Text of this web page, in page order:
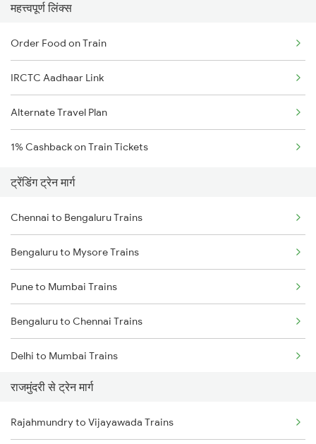
महत्त्वपूर्ण लिंक्स
Order Food on Train
IRCTC Aadhaar Link
Alternate Travel Plan
1% Cashback on Train Tickets
ट्रेंडिंग ट्रेन मार्ग
Chennai to Bengaluru Trains
Bengaluru to Mysore Trains
Pune to Mumbai Trains
Bengaluru to Chennai Trains
Delhi to Mumbai Trains
Mumbai to Pune Trains
Delhi to Jammu Trains
राजमुंदरी से ट्रेन मार्ग
Rajahmundry to Vijayawada Trains